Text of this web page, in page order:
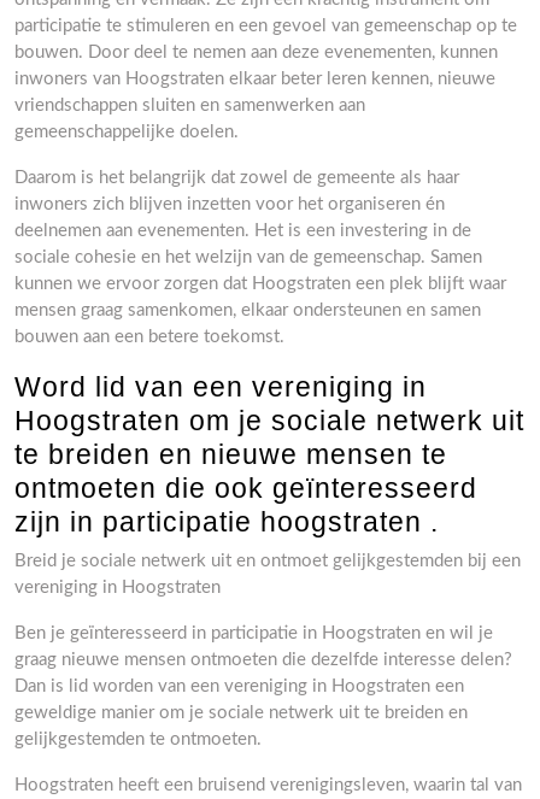
participatie te stimuleren en een gevoel van gemeenschap op te
bouwen. Door deel te nemen aan deze evenementen, kunnen
inwoners van Hoogstraten elkaar beter leren kennen, nieuwe
vriendschappen sluiten en samenwerken aan
gemeenschappelijke doelen.
Daarom is het belangrijk dat zowel de gemeente als haar
inwoners zich blijven inzetten voor het organiseren én
deelnemen aan evenementen. Het is een investering in de
sociale cohesie en het welzijn van de gemeenschap. Samen
kunnen we ervoor zorgen dat Hoogstraten een plek blijft waar
mensen graag samenkomen, elkaar ondersteunen en samen
bouwen aan een betere toekomst.
Word lid van een vereniging in
Hoogstraten om je sociale netwerk uit
te breiden en nieuwe mensen te
ontmoeten die ook geïnteresseerd
zijn in participatie hoogstraten .
Breid je sociale netwerk uit en ontmoet gelijkgestemden bij een
vereniging in Hoogstraten
Ben je geïnteresseerd in participatie in Hoogstraten en wil je
graag nieuwe mensen ontmoeten die dezelfde interesse delen?
Dan is lid worden van een vereniging in Hoogstraten een
geweldige manier om je sociale netwerk uit te breiden en
gelijkgestemden te ontmoeten.
Hoogstraten heeft een bruisend verenigingsleven, waarin tal van